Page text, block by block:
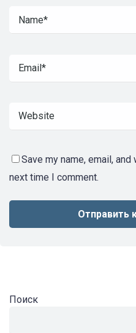
Save my name, email,
next time I comment.
Поиск